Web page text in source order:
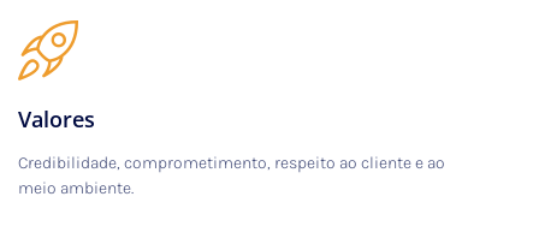
Valores
Credibilidade, comprometimento, respeito ao cliente e ao
meio ambiente.